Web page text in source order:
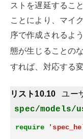
ストを遅延するこ
ことにより、マイ
序で作成されるよ
態が生じることの
すれば、対応する
リスト10.10 ユー
spec/models/
require